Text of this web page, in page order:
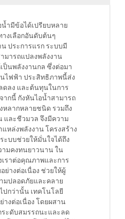
ำมีข้อได้เปรียบหลาย
างเลือกอันดับต้นๆ
ประการแรก ระบบมี
มารถแปลงพลังงาน
ป็นพลังงานกล ซึ่งต่อมา
ไฟฟ้า ประสิทธิภาพนี้ส่ง
ดลง และต้นทุนในการ
ากนี้ กังหันไอน้ำสามารถ
หลากหลายชนิด รวมถึง
และชีวมวล จึงมีความ
หล่งพลังงาน โครงสร้าง
บบช่วยให้มั่นใจได้ถึง
ามคงทนยาวนาน ใน
ราต่อคุณภาพและการ
างต่อเนื่อง ช่วยให้ผู้
มปลอดภัยและคลาย
ปกว่านั้น เทคโนโลยี
งต่อเนื่อง โดยผสาน
ะดับสมรรถนะและลด